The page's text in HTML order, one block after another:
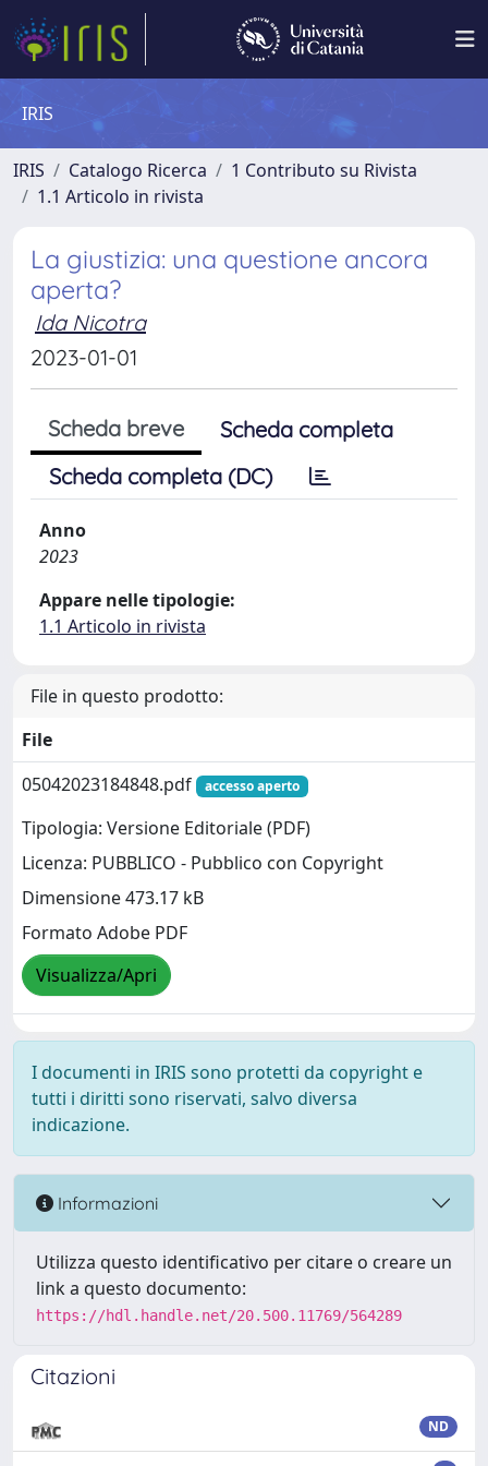
IRIS
IRIS Catalogo Ricerca
1 Contributo su Rivista
1.1 Articolo in rivista
La giustizia: una questione ancora
aperta?
Ida Nicotra
2023-01-01
Scheda breve
Scheda completa
Scheda completa (DC)
Anno
2023
Appare nelle tipologie:
1.1 Articolo in rivista
File in questo prodotto:
File
05042023184848.pdf
accesso aperto
Tipologia: Versione Editoriale (PDF)
Licenza: PUBBLICO - Pubblico con Copyright
Dimensione 473.17 kB
Formato Adobe PDF
Visualizza/Apri
I documenti in IRIS sono protetti da copyright e
tutti i diritti sono riservati, salvo diversa
indicazione.
Informazioni
Utilizza questo identificativo per citare o creare un
link a questo documento:
https://hdl.handle.net/20.500.11769/564289
Citazioni
ND